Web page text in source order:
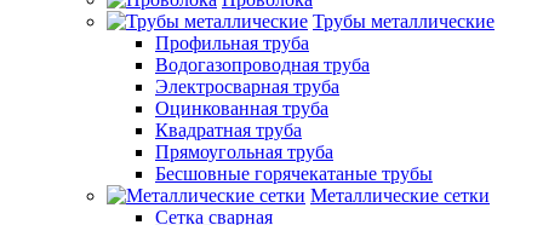
Трубы металлические
Профильная труба
Водогазопроводная труба
Электросварная труба
Оцинкованная труба
Квадратная труба
Прямоугольная труба
Бесшовные горячекатаные трубы
Металлические сетки
Сетка сварная